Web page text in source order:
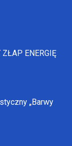
ENERGIĘ
„Barwy